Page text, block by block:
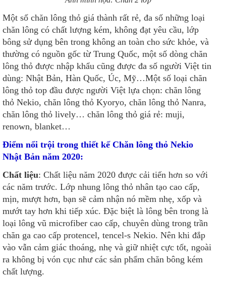
Một số chăn lông thỏ giá thành rất rẻ, đa số những loại
chăn lông có chất lượng kém, không đạt yêu cầu, lớp
bông sử dụng bên trong không an toàn cho sức khỏe, và
thường có nguồn gốc từ Trung Quốc, một số dòng chăn
lông thỏ được nhập khẩu cũng được đa số người Việt tin
dùng: Nhật Bản, Hàn Quốc, Úc, Mỹ…Một số loại chăn
lông thỏ top đầu được người Việt lựa chọn: chăn lông
thỏ Nekio, chăn lông thỏ Kyoryo, chăn lông thỏ Nanra,
chăn lông thỏ lively… chăn lông thỏ giá rẻ: muji,
renown, blanket…
Điểm nổi trội trong thiết kế Chăn lông thỏ Nekio
Nhật Bản năm 2020:
Chất liệu: Chất liệu năm 2020 được cải tiến hơn so với
các năm trước. Lớp nhung lông thỏ nhân tạo cao cấp,
mịn, mượt hơn, bạn sẽ cảm nhận nó mềm nhẹ, xốp và
mướt tay hơn khi tiếp xúc. Đặc biệt là lông bên trong là
loại lông vũ microfiber cao cấp, chuyên dùng trong trần
chăn ga cao cấp protencel, tencel-s Nekio. Nên khi đắp
vào vẫn cảm giác thoáng, nhẹ và giữ nhiệt cực tốt, ngoài
ra không bị vón cục như các sản phẩm chăn bông kém
chất lượng.